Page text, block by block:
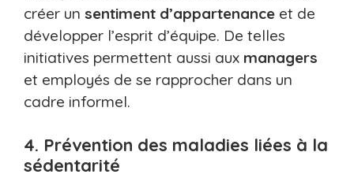
créer un sentiment d’appartenance et de
développer l’esprit d’équipe. De telles
initiatives permettent aussi aux managers
et employés de se rapprocher dans un
cadre informel.
4. Prévention des maladies liées à la
sédentarité